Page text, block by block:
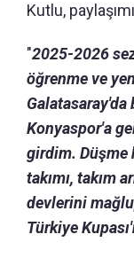
Kutlu,
"2025-2026
öğrenme ve
Galatasaray'da
Konyaspor'a
girdim. Düşme
takımı, takım
devlerini
Türkiye